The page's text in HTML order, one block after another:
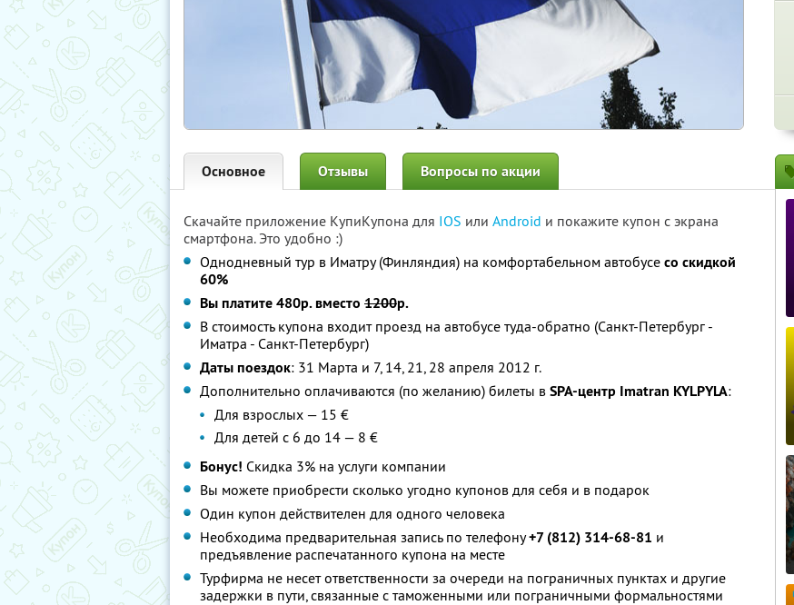
Основное Отзывы Вопросы по акции
Скачайте приложение КупиКупона для IOS или Android и покажите купон с экрана
смартфона. Это удобно :)
Однодневный тур в Иматру (Финляндия) на комфортабельном автобусе со скидкой
60%
Вы платите 480р. вместо 1200р.
В стоимость купона входит проезд на автобусе туда-обратно (Санкт-Петербург -
Иматра - Санкт-Петербург)
Даты поездок: 31 Марта и 7, 14, 21, 28 апреля 2012 г.
Дополнительно оплачиваются (по желанию) билеты в SPA-центр Imatran KYLPYLA:
Для взрослых — 15 €
Для детей с 6 до 14 — 8 €
Бонус! Скидка 3% на услуги компании
Вы можете приобрести сколько угодно купонов для себя и в подарок
Один купон действителен для одного человека
Необходима предварительная запись по телефону+7 (812) 314-68-81 и
предъявление распечатанного купона на месте
Турфирма не несет ответственности за очереди на пограничных пунктах и другие
задержки в пути, связанные с таможенными или пограничными формальностями